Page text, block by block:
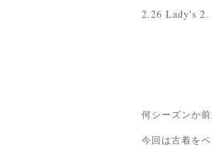
2.26 Lady's 2.
何シーズンか
今回は古着を